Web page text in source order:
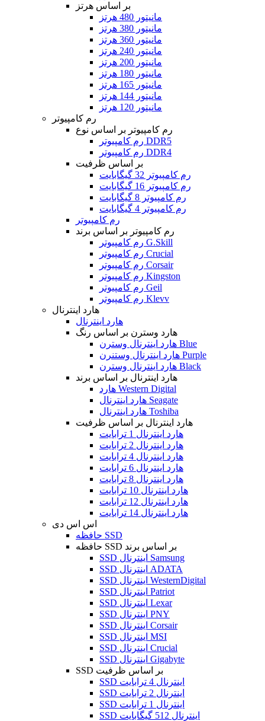
بر اساس هرتز
مانیتور 480 هرتز
مانیتور 380 هرتز
مانیتور 360 هرتز
مانیتور 240 هرتز
مانیتور 200 هرتز
مانیتور 180 هرتز
مانیتور 165 هرتز
مانیتور 144 هرتز
مانیتور 120 هرتز
رم کامپیوتر
رم کامپیوتر بر اساس نوع
رم کامپیوتر DDR5
رم کامپیوتر DDR4
بر اساس ظرفیت
رم کامپیوتر 32 گیگابایت
رم کامپیوتر 16 گیگابایت
رم کامپیوتر 8 گیگابایت
رم کامپیوتر 4 گیگابایت
رم کامپیوتر
رم کامپیوتر بر اساس برند
رم کامپیوتر G.Skill
رم کامپیوتر Crucial
رم کامپیوتر Corsair
رم کامپیوتر Kingston
رم کامپیوتر Geil
رم کامپیوتر Klevv
هارد اینترنال
هارد اینترنال
هارد وسترن بر اساس رنگ
هارد اینترنال وسترن Blue
هارد اینترنال وستنرن Purple
هارد اینترنال وسترن Black
هارد اینترنال بر اساس برند
هارد Western Digital
هارد اینترنال Seagate
هارد اینترنال Toshiba
هارد اینترنال بر اساس ظرفیت
هارد اینترنال 1 ترابایت
هارد اینترنال 2 ترابایت
هارد اینترنال 4 ترابایت
هارد اینترنال 6 ترابایت
هارد اینترنال 8 ترابایت
هارد اینترنال 10 ترابایت
هارد اینترنال 12 ترابایت
هارد اینترنال 14 ترابایت
اس اس دی
حافظه SSD
حافظه SSD بر اساس برند
SSD اینترنال Samsung
SSD اینترنال ADATA
SSD اینترنال WesternDigital
SSD اینترنال Patriot
SSD اینترنال Lexar
SSD اینترنال PNY
SSD اینترنال Corsair
SSD اینترنال MSI
SSD اینترنال Crucial
SSD اینترنال Gigabyte
SSD بر اساس ظرفیت
SSD اینترنال 4 ترابایت
SSD اینترنال 2 ترابایت
SSD اینترنال 1 ترابایت
SSD اینترنال 512 گیگابایت